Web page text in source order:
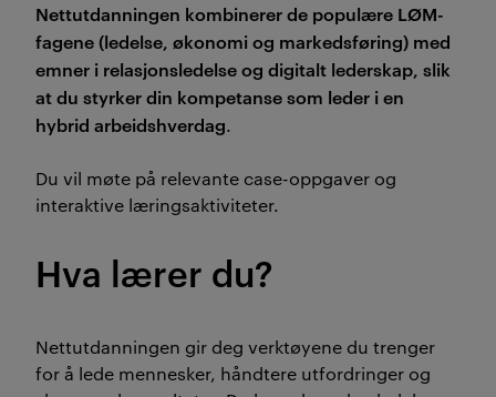
Nettutdanningen kombinerer de populære LØM-
fagene (ledelse, økonomi og markedsføring) med
emner i relasjonsledelse og digitalt lederskap, slik
at du styrker din kompetanse som leder i en
hybrid arbeidshverdag.
Du vil møte på relevante case-oppgaver og
interaktive læringsaktiviteter.
Hva lærer du?
Nettutdanningen gir deg verktøyene du trenger
for å lede mennesker, håndtere utfordringer og